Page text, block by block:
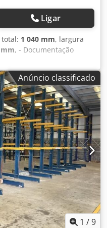
Ligar
1 040 mm, largura
, - Documentação
Não -
x 550mm x 450mm (c x
1 Informações
é sem IVA IVA/Regime de
Entrega e retoma
todo o equipamento
Lukas van Rossum
Anúncio classificado
1 /9